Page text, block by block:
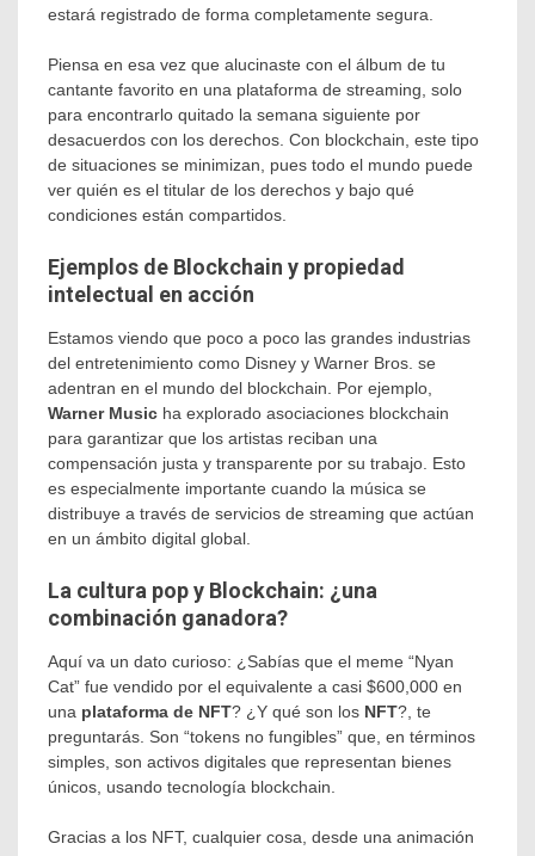
estará registrado de forma completamente segura.
Piensa en esa vez que alucinaste con el álbum de tu
cantante favorito en una plataforma de streaming, solo
para encontrarlo quitado la semana siguiente por
desacuerdos con los derechos. Con blockchain, este tipo
de situaciones se minimizan, pues todo el mundo puede
ver quién es el titular de los derechos y bajo qué
condiciones están compartidos.
Ejemplos de Blockchain y propiedad
intelectual en acción
Estamos viendo que poco a poco las grandes industrias
del entretenimiento como Disney y Warner Bros. se
adentran en el mundo del blockchain. Por ejemplo,
Warner Music ha explorado asociaciones blockchain
para garantizar que los artistas reciban una
compensación justa y transparente por su trabajo. Esto
es especialmente importante cuando la música se
distribuye a través de servicios de streaming que actúan
en un ámbito digital global.
La cultura pop y Blockchain: ¿una
combinación ganadora?
Aquí va un dato curioso: ¿Sabías que el meme “Nyan
Cat” fue vendido por el equivalente a casi $600,000 en
una plataforma de NFT? ¿Y qué son los NFT?, te
preguntarás. Son “tokens no fungibles” que, en términos
simples, son activos digitales que representan bienes
únicos, usando tecnología blockchain.
Gracias a los NFT, cualquier cosa, desde una animación